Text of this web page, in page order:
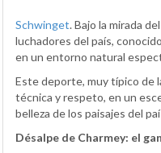
Schwinget. Bajo la mirada
luchadores del país,
en un entorno natural
Este deporte, muy típico de
técnica y respeto, en un
belleza de los paisajes del
Désalpe de Charmey: el